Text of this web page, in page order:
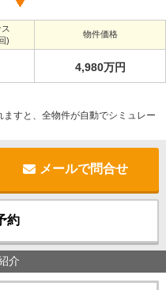
)
物件価格
4,980万円
すと、全物件が自動でシミュレー
メールで問合せ
約
介